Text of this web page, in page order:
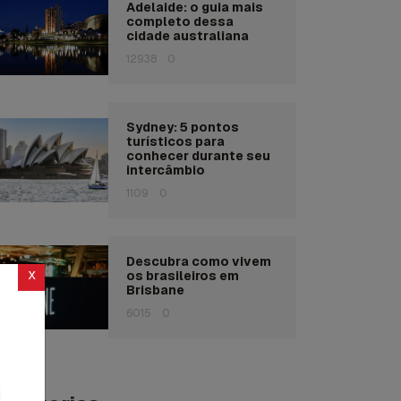
Adelaide: o guia mais
completo dessa
cidade australiana
12938 0
Sydney: 5 pontos
turísticos para
conhecer durante seu
intercâmbio
1109 0
Descubra como vivem
os brasileiros em
Brisbane
6015 0
x